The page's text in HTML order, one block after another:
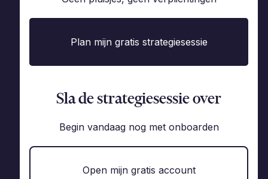
Plan mijn gratis strategiesessie
Sla de strategiesessie over
Begin vandaag nog met onboarden
Open mijn gratis account